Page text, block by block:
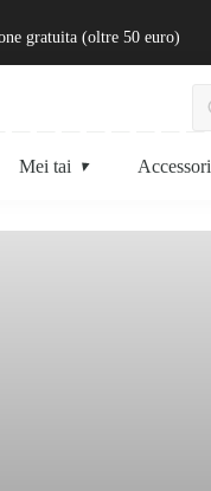
gratuita (oltre 50 euro)
Mei tai Accessori